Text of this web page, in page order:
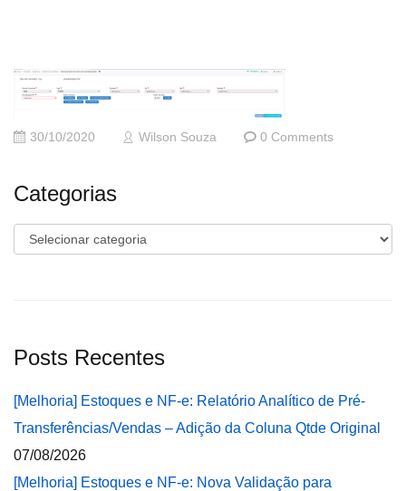
30/10/2020 Wilson Souza 0 Comments
Categorias
Categorias
Posts Recentes
[Melhoria] Estoques e NF-e: Relatório Analítico de Pré-
Transferências/Vendas – Adição da Coluna Qtde Original
07/08/2026
[Melhoria] Estoques e NF-e: Nova Validação para